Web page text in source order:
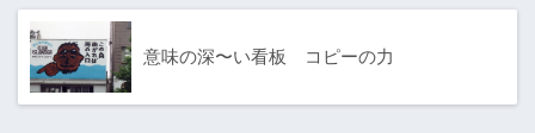
意味の深〜い看板 コピーの力